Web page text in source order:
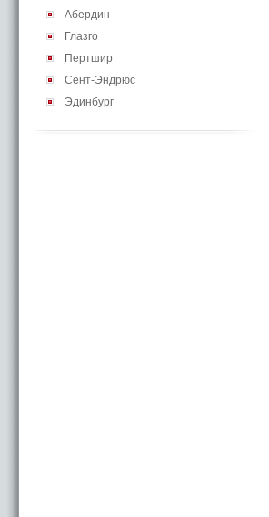
Абердин
Глазго
Пертшир
Сент-Эндрюс
Эдинбург